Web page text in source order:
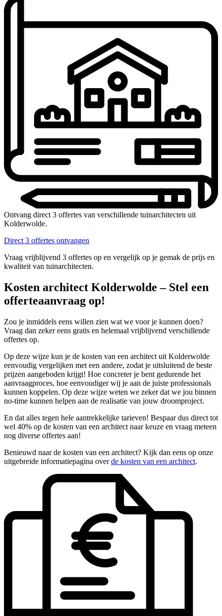
Ontvang direct 3 offertes van verschillende tuinarchitecten uit
Kolderwolde.
Direct 3 offertes ontvangen
Vraag vrijblijvend 3 offertes op en vergelijk op je gemak de prijs en
kwaliteit van tuinarchitecten.
Kosten architect Kolderwolde – Stel een
offerteaanvraag op!
Zou je inmiddels eens willen zien wat we voor je kunnen doen?
Vraag dan zeker eens gratis en helemaal vrijblijvend verschillende
offertes op.
Op deze wijze kun je de kosten van een architect uit Kolderwolde
eenvoudig vergelijken met een andere, zodat je uitsluitend de beste
prijzen aangeboden krijgt! Hoe concreter je bent gedurende het
aanvraagproces, hoe eenvoudiger wij je aan de juiste professionals
kunnen koppelen. Op deze wijze weten we zeker dat we jou binnen
no-time kunnen helpen aan de realisatie van jouw droomproject.
En dat alles tegen hele aantrekkelijke tarieven! Bespaar dus direct tot
wel 40% op de kosten van een architect naar keuze en vraag meteen
nog diverse offertes aan!
Benieuwd naar de kosten van een architect? Kijk dan eens op onze
uitgebreide informatiepagina overde kosten van een architect.